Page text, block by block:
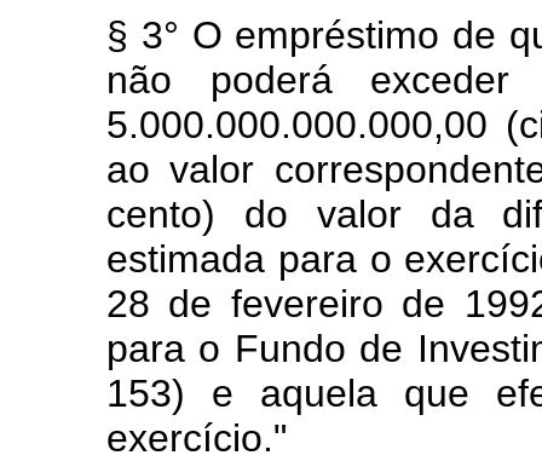
§ 3° O empréstimo de
não poderá
5.000.000.000.000,00
ao valor
cento) do valor da
estimada para o
28 de fevereiro de
para o Fundo de
153) e aquela que
exercício."